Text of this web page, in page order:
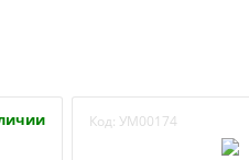
Код: УМ00174